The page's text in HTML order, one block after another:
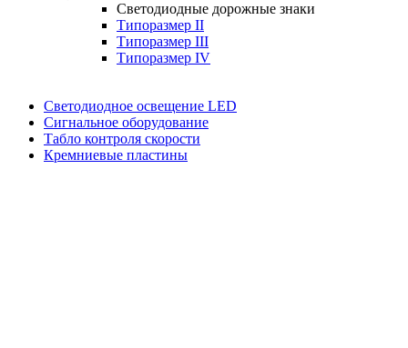
Светодиодные дорожные знаки
Типоразмер II
Типоразмер III
Типоразмер IV
Светодиодное освещение LED
Сигнальное оборудование
Табло контроля скорости
Кремниевые пластины